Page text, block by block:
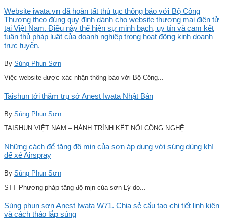
Website iwata.vn đã hoàn tất thủ tục thông báo với Bộ Công
Thương theo đúng quy định dành cho website thương mại điện tử
tại Việt Nam. Điều này thể hiện sự minh bạch, uy tín và cam kết
tuân thủ pháp luật của doanh nghiệp trong hoạt động kinh doanh
trực tuyến.
By Súng Phun Sơn
Việc website được xác nhận thông báo với Bộ Công...
Taishun tới thăm trụ sở Anest Iwata Nhật Bản
By Súng Phun Sơn
TAISHUN VIỆT NAM – HÀNH TRÌNH KẾT NỐI CÔNG NGHỆ...
Những cách để tăng độ mịn của sơn áp dụng với súng dùng khí
để xé Airspray
By Súng Phun Sơn
STT Phương pháp tăng độ mịn của sơn Lý do...
Súng phun sơn Anest Iwata W71. Chia sẻ cấu tạo chi tiết linh kiện
và cách tháo lắp súng